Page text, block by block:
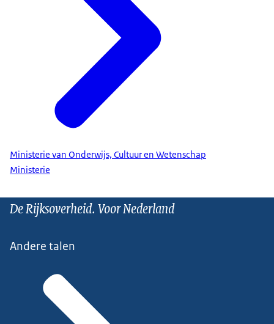
Ministerie van Onderwijs, Cultuur en Wetenschap
Ministerie
De Rijksoverheid. Voor Nederland
Andere talen